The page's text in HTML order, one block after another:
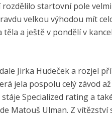
startovní pole
velkou výhodou mít
a ještě v pondělí v
Jirka Hudeček a rozjel
jela pospolu celý závod až
Specialized rating a
Matouš Ulman. Z vítězství